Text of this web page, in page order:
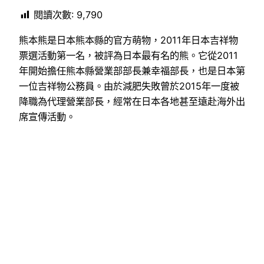
閱讀次數: 9,790
熊本熊是日本熊本縣的官方萌物，2011年日本吉祥物
票選活動第一名，被評為日本最有名的熊。它從2011
年開始擔任熊本縣營業部部長兼幸福部長，也是日本第
一位吉祥物公務員。由於減肥失敗曾於2015年一度被
降職為代理營業部長，經常在日本各地甚至遠赴海外出
席宣傳活動。